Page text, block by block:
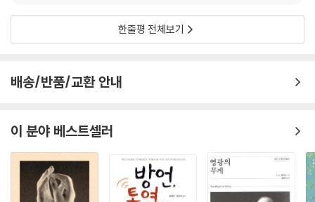
한줄평 전체보기
배송/반품/교환 안내
이 분야 베스트셀러